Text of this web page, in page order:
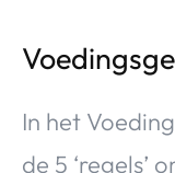
In het
de 5 ‘regels’